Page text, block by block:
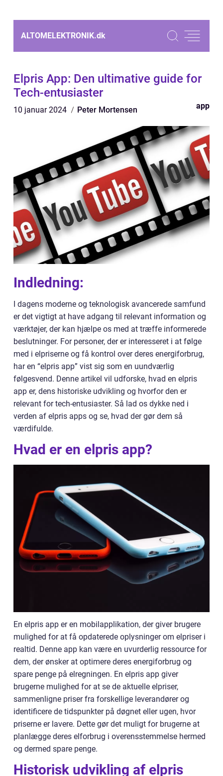
ALTOMELEKTRONIK.dk
Elpris App: Den ultimative guide for
Tech-entusiaster
10 januar 2024 Peter Mortensen app
Indledning:
I dagens moderne og teknologisk avancerede samfund
er det vigtigt at have adgang til relevant information og
værktøjer, der kan hjælpe os med at træffe informerede
beslutninger. For personer, der er interesseret i at følge
med i elpriserne og få kontrol over deres energiforbrug,
har en “elpris app” vist sig som en uundværlig
følgesvend. Denne artikel vil udforske, hvad en elpris
app er, dens historiske udvikling og hvorfor den er
relevant for tech-entusiaster. Så lad os dykke ned i
verden af elpris apps og se, hvad der gør dem så
værdifulde.
Hvad er en elpris app?
En elpris app er en mobilapplikation, der giver brugere
mulighed for at få opdaterede oplysninger om elpriser i
realtid. Denne app kan være en uvurderlig ressource for
dem, der ønsker at optimere deres energiforbrug og
spare penge på elregningen. En elpris app giver
brugerne mulighed for at se de aktuelle elpriser,
sammenligne priser fra forskellige leverandører og
identificere de tidspunkter på døgnet eller ugen, hvor
priserne er lavere. Dette gør det muligt for brugerne at
planlægge deres elforbrug i overensstemmelse hermed
og dermed spare penge.
Historisk udvikling af elpris